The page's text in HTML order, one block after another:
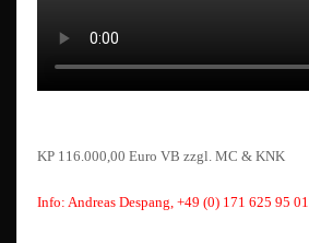
KP 116.000,00 Euro VB zzgl. MC & KNK
Info: Andreas Despang, +49 (0) 171 625 95 01